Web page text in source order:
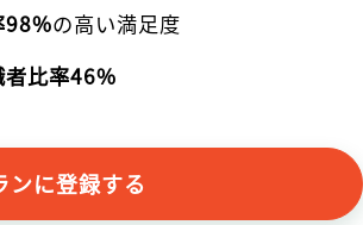
98%の高い満足度
者比率46%
ンに登録する
記事をお気に入りに保存するには
会員登録